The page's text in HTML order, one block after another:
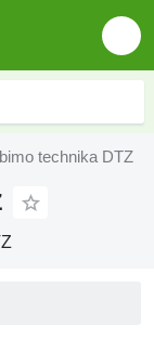
technika DTZ